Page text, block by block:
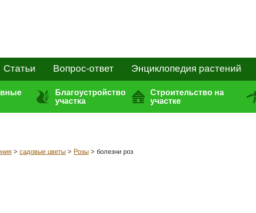
Статьи Вопрос-ответ Энциклопедия растений
Благоустройство
участка
Строительство на
участке
> садовые цветы > Розы > болезни роз